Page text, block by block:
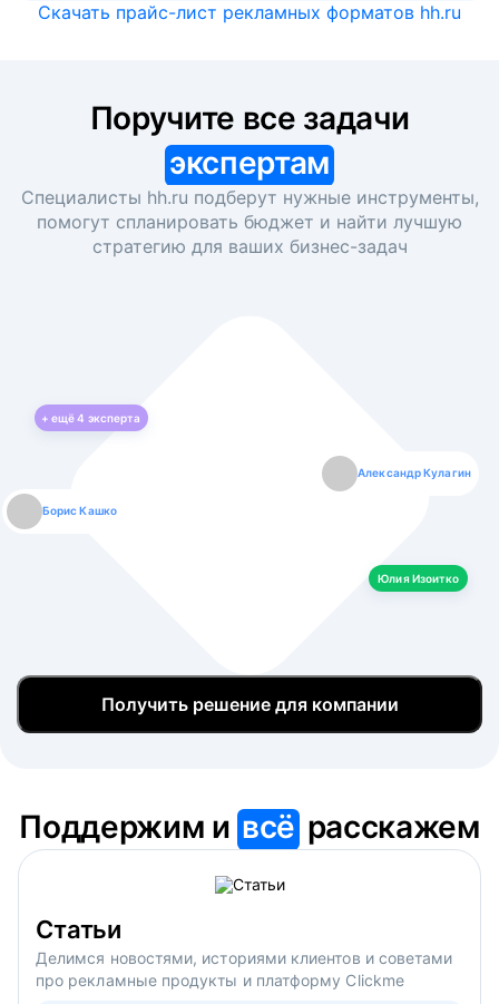
Скачать прайс-лист рекламных форматов hh.ru
экспертам
Специалисты hh.ru подберут нужные инструменты,
помогут спланировать бюджет и найти лучшую
стратегию для ваших бизнес-задач
+ ещё4 эксперта
Борис Кашко
Александр Кулагин
Юлия Изоитко
Юлия Изоитко
Даниил Макаров
Александр Кулагин
Екатерина Лазаренко
Даниил Макаров
Борис Кашко
Екатерина Лазаренко
Юлия Изоитко
Получить решение для компании
Поддержим ивсё расскажем
Статьи
Делимся новостями, историями клиентов и советами
про рекламные продукты и платформу Clickme